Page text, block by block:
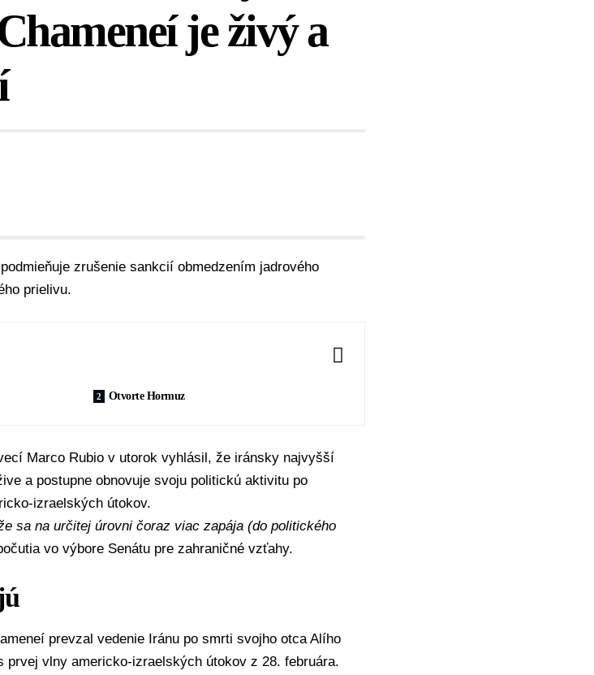
je živý a
zrušenie sankcií obmedzením jadrového
prielivu.
Otvorte Hormuz
Marco Rubio v utorok vyhlásil, že iránsky najvyšší
a postupne obnovuje svoju politickú aktivitu po
izraelských útokov.
sa na určitej úrovni čoraz viac zapája (do politického
vo výbore Senátu pre zahraničné vzťahy.
prevzal vedenie Iránu po smrti svojho otca Alího
prvej vlny americko-izraelských útokov z 28. februára.